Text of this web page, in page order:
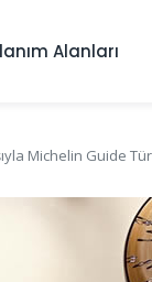
Alanları
Michelin Guide